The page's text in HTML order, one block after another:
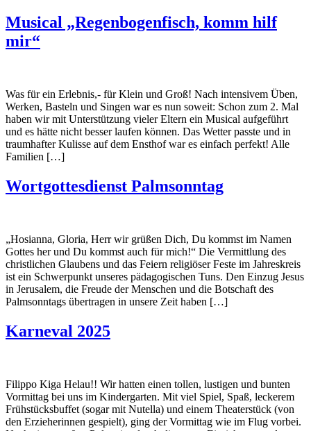
Musical „Regenbogenfisch, komm hilf
mir“
Was für ein Erlebnis,- für Klein und Groß! Nach intensivem Üben,
Werken, Basteln und Singen war es nun soweit: Schon zum 2. Mal
haben wir mit Unterstützung vieler Eltern ein Musical aufgeführt
und es hätte nicht besser laufen können. Das Wetter passte und in
traumhafter Kulisse auf dem Ensthof war es einfach perfekt! Alle
Familien […]
Wortgottesdienst Palmsonntag
„Hosianna, Gloria, Herr wir grüßen Dich, Du kommst im Namen
Gottes her und Du kommst auch für mich!“ Die Vermittlung des
christlichen Glaubens und das Feiern religiöser Feste im Jahreskreis
ist ein Schwerpunkt unseres pädagogischen Tuns. Den Einzug Jesus
in Jerusalem, die Freude der Menschen und die Botschaft des
Palmsonntags übertragen in unsere Zeit haben […]
Karneval 2025
Filippo Kiga Helau!! Wir hatten einen tollen, lustigen und bunten
Vormittag bei uns im Kindergarten. Mit viel Spiel, Spaß, leckerem
Frühstücksbuffet (sogar mit Nutella) und einem Theaterstück (von
den Erzieherinnen gespielt), ging der Vormittag wie im Flug vorbei.